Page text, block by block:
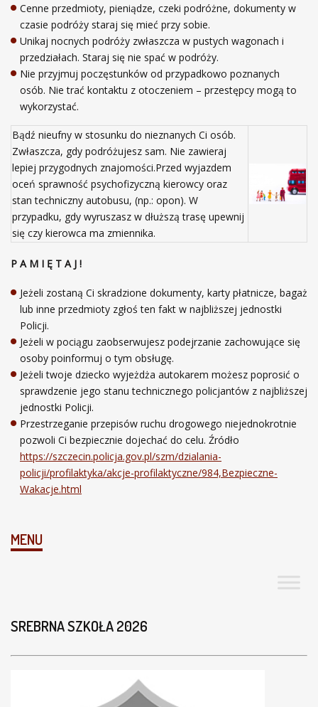
Cenne przedmioty, pieniądze, czeki podróżne, dokumenty w
czasie podróży staraj się mieć przy sobie.
Unikaj nocnych podróży zwłaszcza w pustych wagonach i
przedziałach. Staraj się nie spać w podróży.
Nie przyjmuj poczęstunków od przypadkowo poznanych
osób. Nie trać kontaktu z otoczeniem – przestępcy mogą to
wykorzystać.
Bądź nieufny w stosunku do nieznanych Ci osób.
Zwłaszcza, gdy podróżujesz sam. Nie zawieraj
lepiej przygodnych znajomości.Przed wyjazdem
oceń sprawność psychofizyczną kierowcy oraz
stan techniczny autobusu, (np.: opon). W
przypadku, gdy wyruszasz w dłuższą trasę upewnij
się czy kierowca ma zmiennika.
P A M I Ę T A J !
Jeżeli zostaną Ci skradzione dokumenty, karty płatnicze, bagaż
lub inne przedmioty zgłoś ten fakt w najbliższej jednostki
Policji.
Jeżeli w pociągu zaobserwujesz podejrzanie zachowujące się
osoby poinformuj o tym obsługę.
Jeżeli twoje dziecko wyjeżdża autokarem możesz poprosić o
sprawdzenie jego stanu technicznego policjantów z najbliższej
jednostki Policji.
Przestrzeganie przepisów ruchu drogowego niejednokrotnie
pozwoli Ci bezpiecznie dojechać do celu. Źródło
https://szczecin.policja.gov.pl/szm/dzialania-
policji/profilaktyka/akcje-profilaktyczne/984,Bezpieczne-
Wakacje.html
MENU
SREBRNA SZKOŁA 2026